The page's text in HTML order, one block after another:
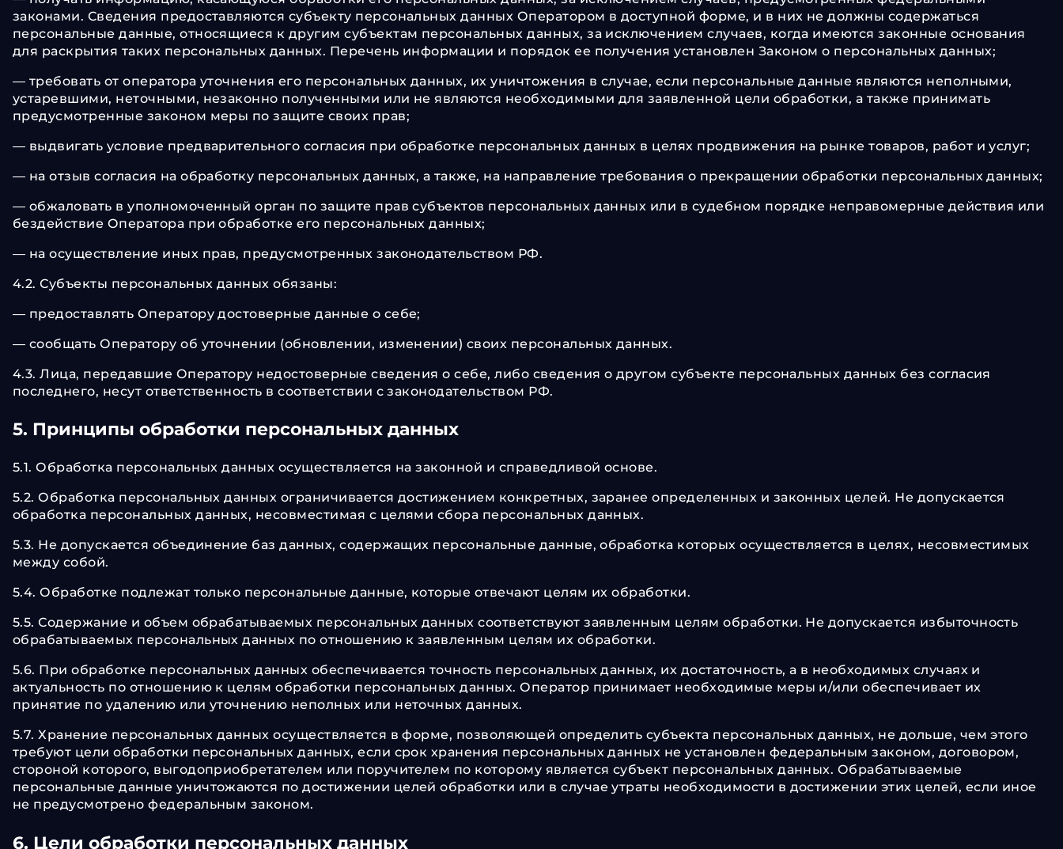
законами. Сведения предоставляются субъекту персональных данных Оператором в доступной форме, и в них не должны содержаться
персональные данные, относящиеся к другим субъектам персональных данных, за исключением случаев, когда имеются законные основания
для раскрытия таких персональных данных. Перечень информации и порядок ее получения установлен Законом о персональных данных;
— требовать от оператора уточнения его персональных данных, их уничтожения в случае, если персональные данные являются неполными,
устаревшими, неточными, незаконно полученными или не являются необходимыми для заявленной цели обработки, а также принимать
предусмотренные законом меры по защите своих прав;
— выдвигать условие предварительного согласия при обработке персональных данных в целях продвижения на рынке товаров, работ и услуг;
— на отзыв согласия на обработку персональных данных, а также, на направление требования о прекращении обработки персональных данных;
— обжаловать в уполномоченный орган по защите прав субъектов персональных данных или в судебном порядке неправомерные действия или
бездействие Оператора при обработке его персональных данных;
— на осуществление иных прав, предусмотренных законодательством РФ.
4.2. Субъекты персональных данных обязаны:
— предоставлять Оператору достоверные данные о себе;
— сообщать Оператору об уточнении (обновлении, изменении) своих персональных данных.
4.3. Лица, передавшие Оператору недостоверные сведения о себе, либо сведения о другом субъекте персональных данных без согласия
последнего, несут ответственность в соответствии с законодательством РФ.
5. Принципы обработки персональных данных
5.1. Обработка персональных данных осуществляется на законной и справедливой основе.
5.2. Обработка персональных данных ограничивается достижением конкретных, заранее определенных и законных целей. Не допускается
обработка персональных данных, несовместимая с целями сбора персональных данных.
5.3. Не допускается объединение баз данных, содержащих персональные данные, обработка которых осуществляется в целях, несовместимых
между собой.
5.4. Обработке подлежат только персональные данные, которые отвечают целям их обработки.
5.5. Содержание и объем обрабатываемых персональных данных соответствуют заявленным целям обработки. Не допускается избыточность
обрабатываемых персональных данных по отношению к заявленным целям их обработки.
5.6. При обработке персональных данных обеспечивается точность персональных данных, их достаточность, а в необходимых случаях и
актуальность по отношению к целям обработки персональных данных. Оператор принимает необходимые меры и/или обеспечивает их
принятие по удалению или уточнению неполных или неточных данных.
5.7. Хранение персональных данных осуществляется в форме, позволяющей определить субъекта персональных данных, не дольше, чем этого
требуют цели обработки персональных данных, если срок хранения персональных данных не установлен федеральным законом, договором,
стороной которого, выгодоприобретателем или поручителем по которому является субъект персональных данных. Обрабатываемые
персональные данные уничтожаются по достижении целей обработки или в случае утраты необходимости в достижении этих целей, если иное
не предусмотрено федеральным законом.
6. Цели обработки персональных данных